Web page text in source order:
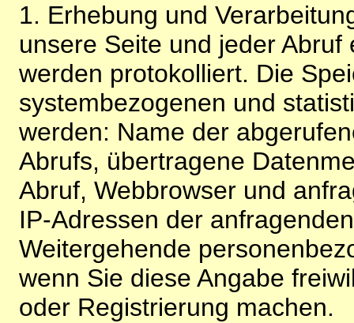
1. Erhebung und
unsere Seite und jeder
werden protokolliert. Die
systembezogenen und
werden: Name der
Abrufs, übertragene
Abruf, Webbrowser und
IP-Adressen der
Weitergehende
wenn Sie diese Angabe
oder Registrierung machen.